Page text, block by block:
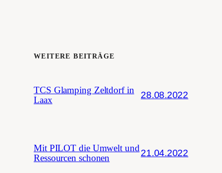
WEITERE BEITRÄGE
TCS Glamping Zeltdorf in
Laax
28.08.2022
Mit PILOT die Umwelt und
Ressourcen schonen
21.04.2022